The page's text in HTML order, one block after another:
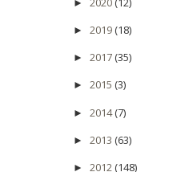
►
► 2019(18)
► 2017(35)
► 2015 (3)
► 2014(7)
► 2013 (63)
► 2012(148)